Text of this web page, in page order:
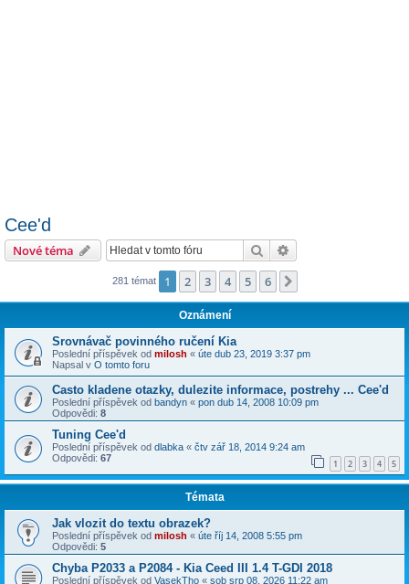
Cee'd
Nové téma Hledat
281 témat 1 2 3 4 5 6
Oznámení
Srovnávač povinného ručení Kia
Poslední příspěvek od milosh « úte dub 23, 2019 3:37 pm
Napsal v O tomto foru
Casto kladene otazky, dulezite informace, postrehy ... Cee'd
Poslední příspěvek od bandyn « pon dub 14, 2008 10:09 pm
Odpovědi: 8
Tuning Cee'd
Poslední příspěvek od dlabka « čtv zář 18, 2014 9:24 am
Odpovědi: 67 1 2 3 4 5
Témata
Jak vlozit do textu obrazek?
Poslední příspěvek od milosh « úte říj 14, 2008 5:55 pm
Odpovědi: 5
Chyba P2033 a P2084 - Kia Ceed III 1.4 T-GDI 2018
Poslední příspěvek od VasekTho « sob srp 08, 2026 11:22 am